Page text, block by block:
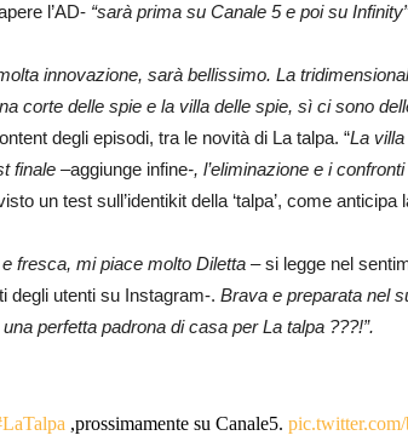
l’AD- “sarà prima su Canale 5 e poi su
innovazione, sarà bellissimo. La
corte delle spie e la villa delle spie, sì ci sono
degli episodi, tra le novità di La talpa. “La
finale –aggiunge infine-, l’eliminazione e i
un test sull’identikit della ‘talpa’, come anticipa
fresca, mi piace molto Diletta – si legge nel
degli utenti su Instagram-. Brava e preparata nel
perfetta padrona di casa per La talpa ???!”.
,prossimamente su Canale5.